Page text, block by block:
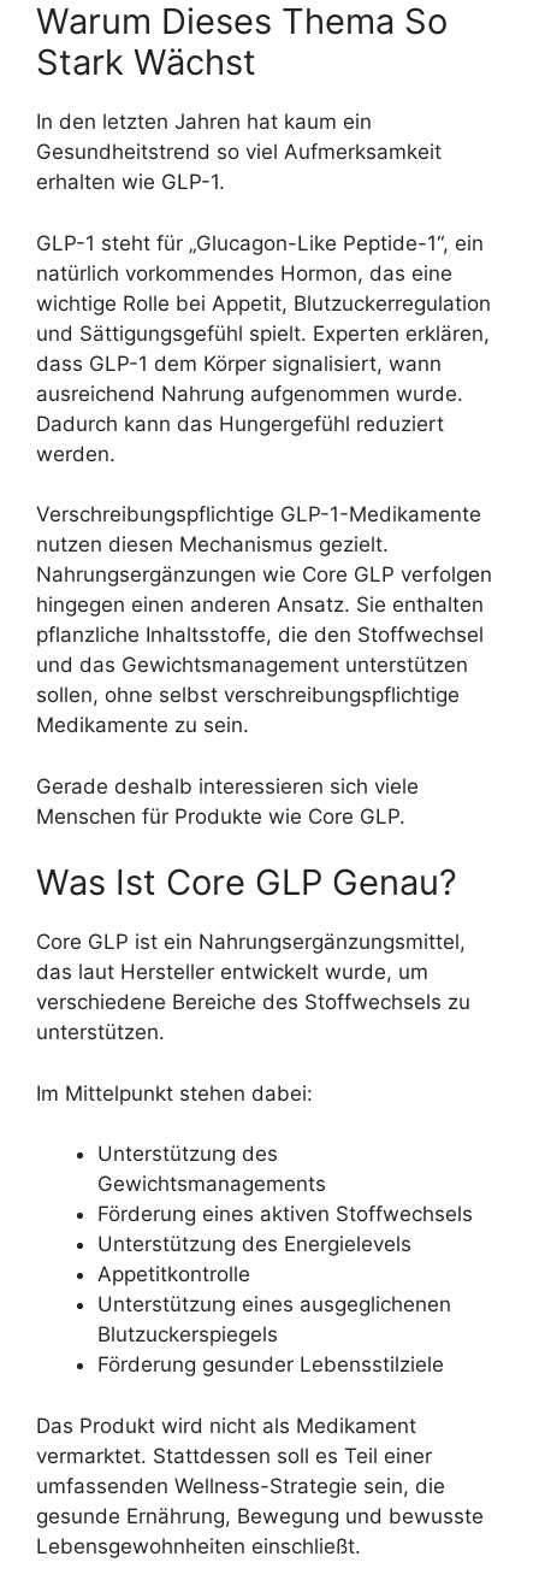
Warum Dieses Thema So
Stark Wächst
In den letzten Jahren hat kaum ein
Gesundheitstrend so viel Aufmerksamkeit
erhalten wie GLP-1.
GLP-1 steht für „Glucagon-Like Peptide-1“, ein
natürlich vorkommendes Hormon, das eine
wichtige Rolle bei Appetit, Blutzuckerregulation
und Sättigungsgefühl spielt. Experten erklären,
dass GLP-1 dem Körper signalisiert, wann
ausreichend Nahrung aufgenommen wurde.
Dadurch kann das Hungergefühl reduziert
werden.
Verschreibungspflichtige GLP-1-Medikamente
nutzen diesen Mechanismus gezielt.
Nahrungsergänzungen wie Core GLP verfolgen
hingegen einen anderen Ansatz. Sie enthalten
pflanzliche Inhaltsstoffe, die den Stoffwechsel
und das Gewichtsmanagement unterstützen
sollen, ohne selbst verschreibungspflichtige
Medikamente zu sein.
Gerade deshalb interessieren sich viele
Menschen für Produkte wie Core GLP.
Was Ist Core GLP Genau?
Core GLP ist ein Nahrungsergänzungsmittel,
das laut Hersteller entwickelt wurde, um
verschiedene Bereiche des Stoffwechsels zu
unterstützen.
Im Mittelpunkt stehen dabei:
Unterstützung des
Gewichtsmanagements
Förderung eines aktiven Stoffwechsels
Unterstützung des Energielevels
Appetitkontrolle
Unterstützung eines ausgeglichenen
Blutzuckerspiegels
Förderung gesunder Lebensstilziele
Das Produkt wird nicht als Medikament
vermarktet. Stattdessen soll es Teil einer
umfassenden Wellness-Strategie sein, die
gesunde Ernährung, Bewegung und bewusste
Lebensgewohnheiten einschließt.